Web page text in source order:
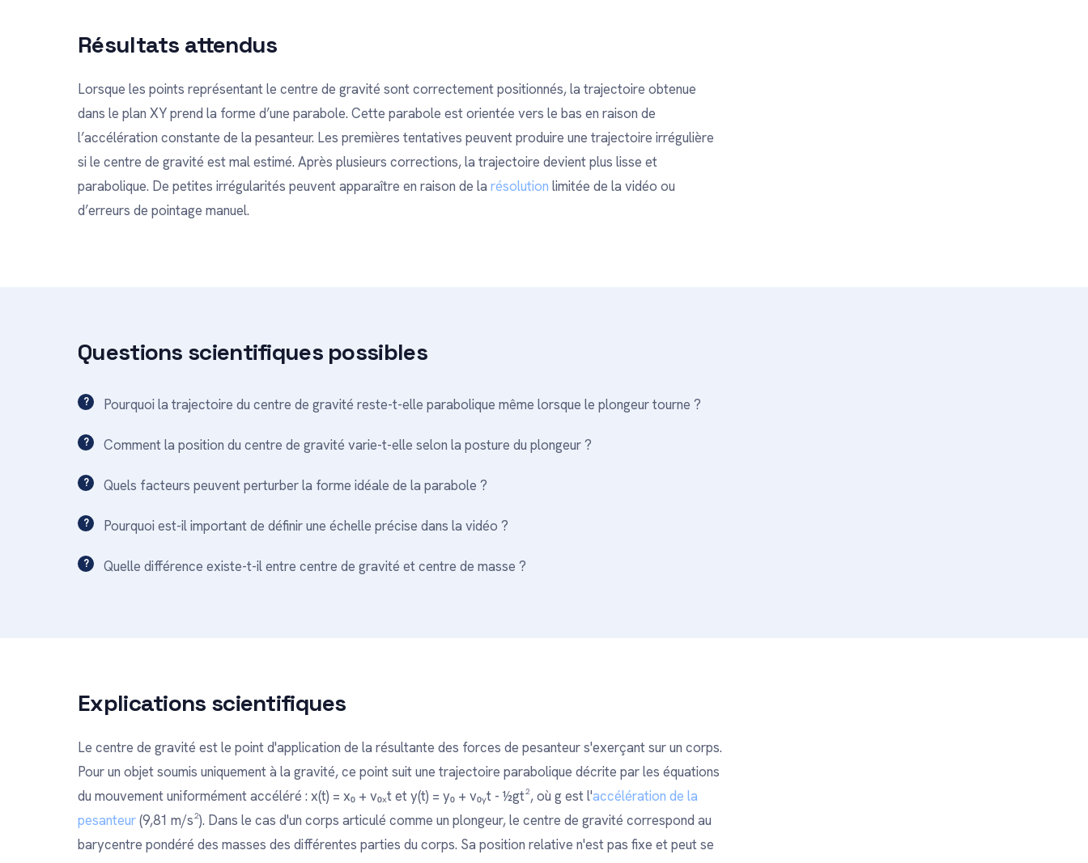
Résultats attendus
Lorsque les points représentant le centre de gravité sont correctement positionnés, la trajectoire obtenue
dans le plan XY prend la forme d’une parabole. Cette parabole est orientée vers le bas en raison de
l’accélération constante de la pesanteur. Les premières tentatives peuvent produire une trajectoire irrégulière
si le centre de gravité est mal estimé. Après plusieurs corrections, la trajectoire devient plus lisse et
parabolique. De petites irrégularités peuvent apparaître en raison de la résolution limitée de la vidéo ou
d’erreurs de pointage manuel.
Questions scientifiques possibles
Pourquoi la trajectoire du centre de gravité reste-t-elle parabolique même lorsque le plongeur tourne ?
Comment la position du centre de gravité varie-t-elle selon la posture du plongeur ?
Quels facteurs peuvent perturber la forme idéale de la parabole ?
Pourquoi est-il important de définir une échelle précise dans la vidéo ?
Quelle différence existe-t-il entre centre de gravité et centre de masse ?
Explications scientifiques
Le centre de gravité est le point d'application de la résultante des forces de pesanteur s'exerçant sur un corps.
Pour un objet soumis uniquement à la gravité, ce point suit une trajectoire parabolique décrite par les équations
du mouvement uniformément accéléré : x(t) = x₀ + v₀ₓt et y(t) = y₀ + v₀ᵧt - ½gt², où g est l'accélération de la
pesanteur(9,81 m/s²). Dans le cas d'un corps articulé comme un plongeur, le centre de gravité correspond au
barycentre pondéré des masses des différentes parties du corps. Sa position relative n'est pas fixe et peut se